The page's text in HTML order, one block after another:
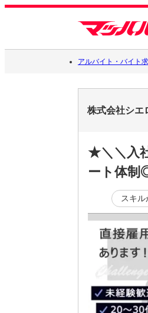
アルバイト・バイト
株式会社シエ
★＼＼入
ート体制
スキル